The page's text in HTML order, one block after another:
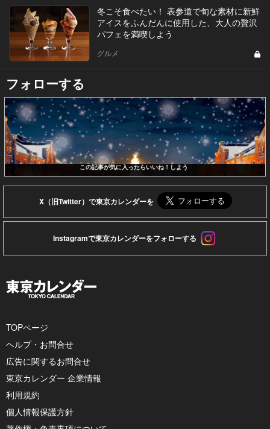
冬こそ食べたい！ 表参道で旬な素材に新鮮
アイスをふんだんに使用した、大人の贅沢
パフェを満喫しよう
グルメ
フォローする
この記事が気に入ったらいいね！しよう
X（旧Twitter）で東京カレンダーを
Instagramで東京カレンダーをフォローする
TOPページ
ヘルプ・お問合せ
広告に関するお問合せ
東京カレンダー 企業情報
利用規約
個人情報保護方針